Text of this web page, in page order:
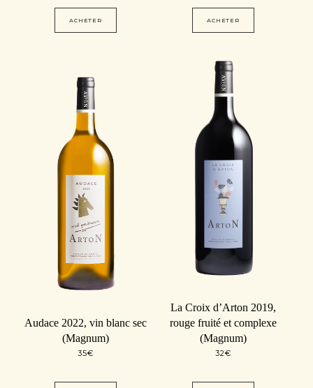
ACHETER ACHETER
Audace 2022, vin blanc sec
(Magnum)
35€
La Croix d’Arton 2019,
rouge fruité et complexe
(Magnum)
32€